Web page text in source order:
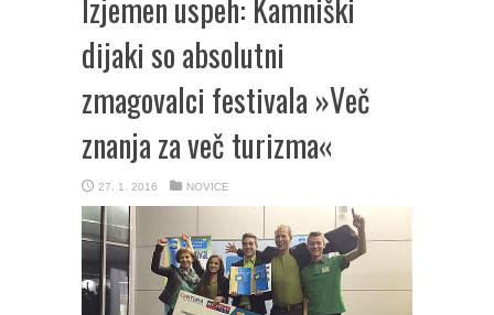
Izjemen uspeh: Kamniški
dijaki so absolutni
zmagovalci festivala »Več
znanja za več turizma«
27. 1. 2016 NOVICE